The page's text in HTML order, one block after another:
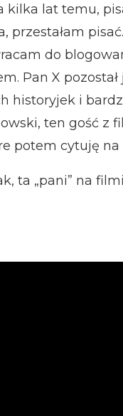
lat temu,
przestałam
do
Pan X
historyjek i
ten gość
potem cytuję na
ta „pani” na